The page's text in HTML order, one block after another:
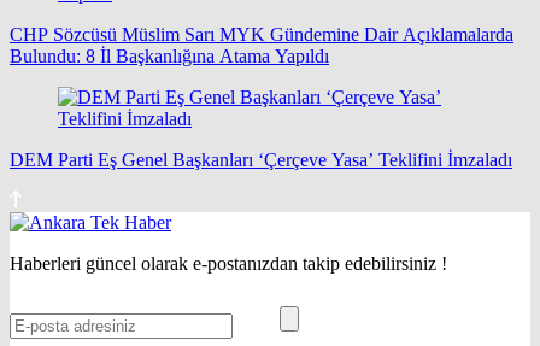
CHP Sözcüsü Müslim Sarı MYK Gündemine Dair Açıklamalarda
Bulundu: 8 İl Başkanlığına Atama Yapıldı
DEM Parti Eş Genel Başkanları ‘Çerçeve Yasa’ Teklifini İmzaladı
Haberleri güncel olarak e-postanızdan takip edebilirsiniz !